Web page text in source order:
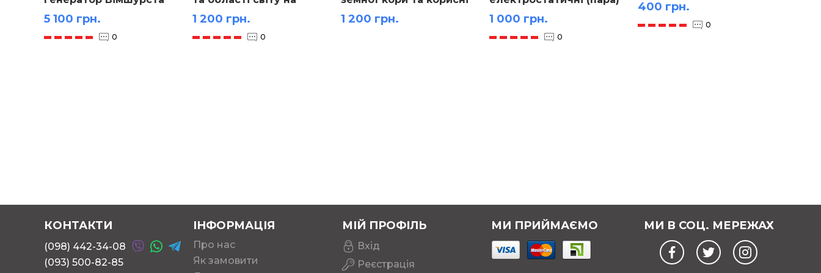
5 100 грн.
0
картоні м-б 1:22 000 000
(157х108 см)
1 200 грн.
0
копалини м-б 1:22 000
000 на картоні 155х108 см
1 200 грн. 1 000 грн.
0
400 грн.
0
КОНТАКТИ
(098) 442-34-08
(093) 500-82-85
ІНФОРМАЦІЯ
Про нас
Як замовити
МІЙ ПРОФІЛЬ
Вхід
Реєстрація
МИ ПРИЙМАЄМО МИ В СОЦ. МЕРЕЖАХ